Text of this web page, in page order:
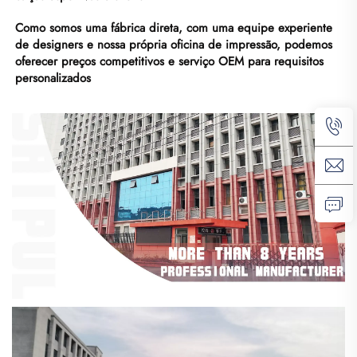
Como somos uma fábrica direta, com uma equipe experiente
de designers e nossa própria oficina de impressão, podemos
oferecer preços competitivos e serviço OEM para requisitos
personalizados